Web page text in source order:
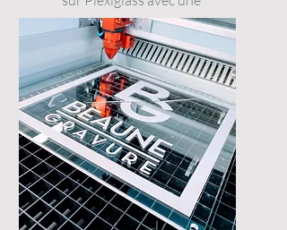
gravure laser précise et un
large choix de couleurs.